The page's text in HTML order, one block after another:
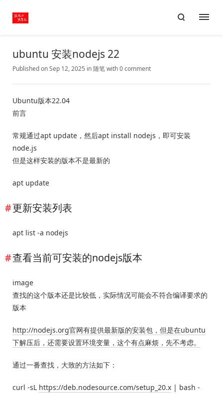
ubuntu 安装nodejs 22
Published on Sep 12, 2025 in随笔with0 comment
Ubuntu版本22.04
前言
常规通过apt update，然后apt install nodejs，即可安装
node.js
但是这样安装的版本不是最新的
apt update
更新安装列表
apt list -a nodejs
查看当前可安装的nodejs版本
image
查找的这个版本还是比较低，实际情况可能会不符合编译要求的
版本
http://nodejs.org官网有提供最新版的安装包，但是在ubuntu
下解压后，还需要设置环境变量，这个有点麻烦，先不考虑。
通过一番查找，大致的方法如下：
curl -sL https://deb.nodesource.com/setup_20.x | bash -